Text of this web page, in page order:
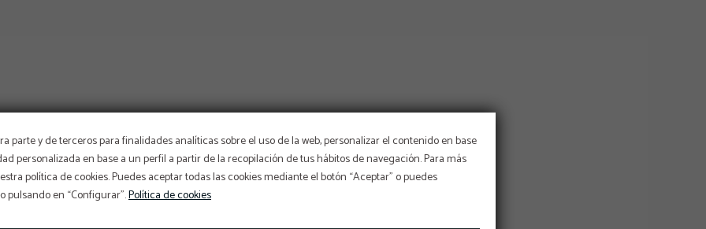
parte y de terceros para finalidades analíticas sobre el uso de la web, personalizar el contenido en base
personalizada en base a un perfil a partir de la recopilación de tus hábitos de navegación. Para más
política de cookies. Puedes aceptar todas las cookies mediante el botón “Aceptar” o puedes
en “Configurar”.Política de cookies